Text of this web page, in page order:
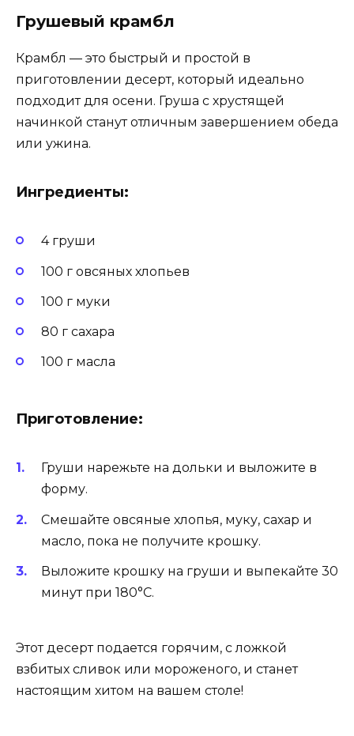
Грушевый крамбл
Крамбл — это быстрый и простой в
приготовлении десерт, который идеально
подходит для осени. Груша с хрустящей
начинкой станут отличным завершением обеда
или ужина.
Ингредиенты:
4 груши
100 г овсяных хлопьев
100 г муки
80 г сахара
100 г масла
Приготовление:
Груши нарежьте на дольки и выложите в
форму.
Смешайте овсяные хлопья, муку, сахар и
масло, пока не получите крошку.
Выложите крошку на груши и выпекайте 30
минут при 180°C.
Этот десерт подается горячим, с ложкой
взбитых сливок или мороженого, и станет
настоящим хитом на вашем столе!